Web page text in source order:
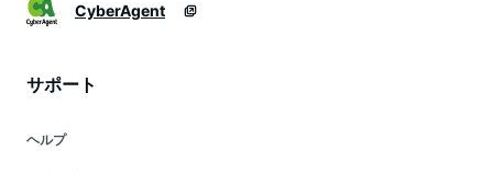
CyberAgent
サポート
ヘルプ